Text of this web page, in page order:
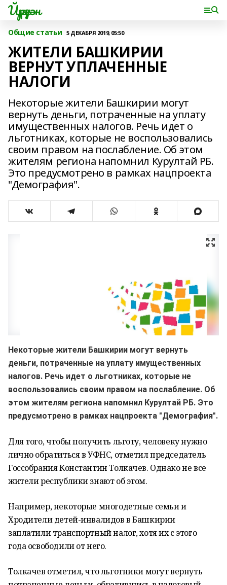
Йүрүҙән
Общие статьи 5 ДЕКАБРЯ 2019, 05:50
ЖИТЕЛИ БАШКИРИИ
ВЕРНУТ УПЛАЧЕННЫЕ
НАЛОГИ
Некоторые жители Башкирии могут
вернуть деньги, потраченные на уплату
имущественных налогов. Речь идет о
льготниках, которые не воспользовались
своим правом на послабление. Об этом
жителям региона напомнил Курултай РБ.
Это предусмотрено в рамках нацпроекта
"Демография".
Некоторые жители Башкирии могут вернуть
деньги, потраченные на уплату имущественных
налогов. Речь идет о льготниках, которые не
воспользовались своим правом на послабление. Об
этом жителям региона напомнил Курултай РБ. Это
предусмотрено в рамках нацпроекта "Демография".
Для того, чтобы получить льготу, человеку нужно
лично обратиться в УФНС, отметил председатель
Госсобрания Константин Толкачев. Однако не все
жители республики знают об этом.
Например, некоторые многодетные семьи и
Хродители детей-инвалидов в Башкирии
заплатили транспортный налог, хотя их с этого
года освободили от него.
Толкачев отметил, что льготники могут вернуть